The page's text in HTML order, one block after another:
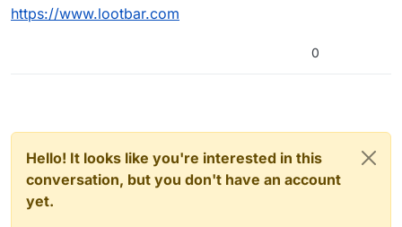
https://www.lootbar.com
0
Hello! It looks like you're interested in this
conversation, but you don't have an account
yet.